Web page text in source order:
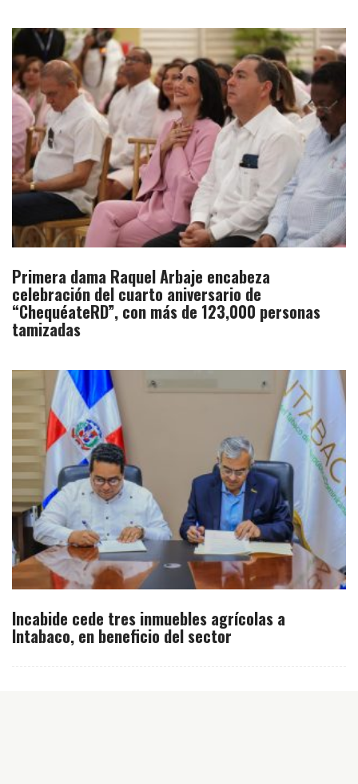
Primera dama Raquel Arbaje encabeza
celebración del cuarto aniversario de
“ChequéateRD”, con más de 123,000 personas
tamizadas
Incabide cede tres inmuebles agrícolas a
Intabaco, en beneficio del sector